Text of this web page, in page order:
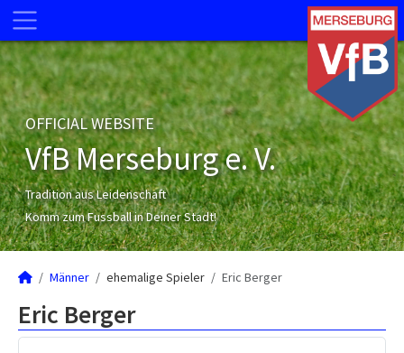
OFFICIAL WEBSITE
VfB Merseburg e. V.
Tradition aus Leidenschaft
Komm zum Fussball in Deiner Stadt!
Männer ehemalige Spieler Eric Berger
Eric Berger